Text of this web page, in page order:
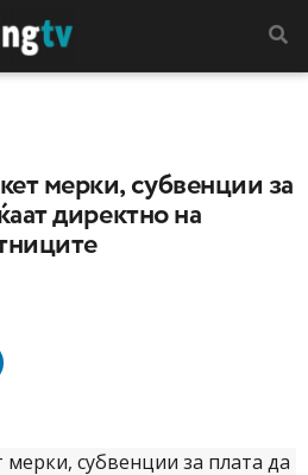
мерки, субвенции за
директно на